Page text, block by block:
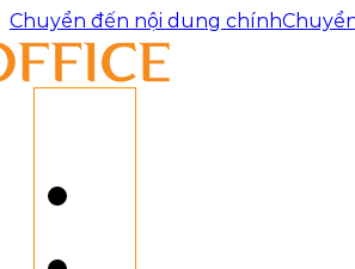
Chuyển đến nội dung chính